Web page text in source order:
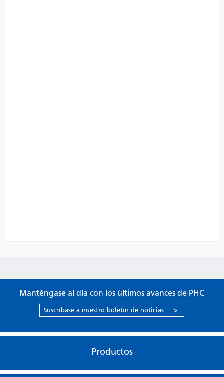
Manténgase al día con los últimos avances de PHC
Suscríbase a nuestro boletín de noticias >
Productos